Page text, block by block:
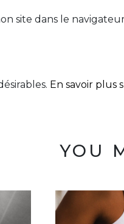
site dans le
En savoir plus
YOU